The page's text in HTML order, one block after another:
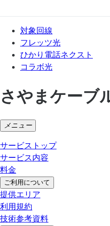
対象回線
フレッツ光
ひかり電話ネクスト
コラボ光
さやまケーブ
メニュー
サービストップ
サービス内容
料金
ご利用について
提供エリア
利用規約
技術参考資料